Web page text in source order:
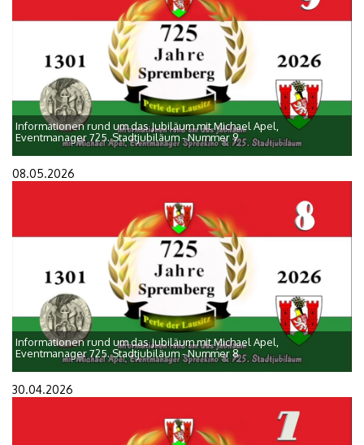
Informationen rund um das Jubiläum mit Michael Apel,
Eventmanager 725. Stadtjubiläum - Nummer 9
08.05.2026
Informationen rund um das Jubiläum mit Michael Apel,
Eventmanager 725. Stadtjubiläum - Nummer 8
30.04.2026